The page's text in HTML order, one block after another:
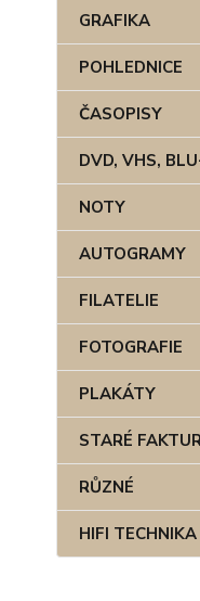
GRAFIKA
POHLEDNICE
ČASOPISY
DVD, VHS,
NOTY
AUTOGRAMY
FILATELIE
FOTOGRAFIE
PLAKÁTY
STARÉ
RŮZNÉ
HIFI TECHNIKA